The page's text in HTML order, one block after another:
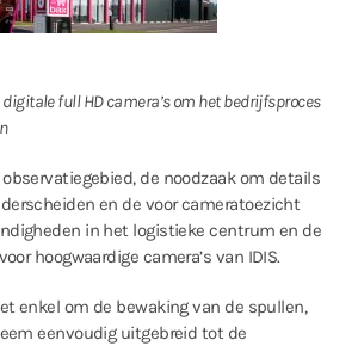
digitale full HD camera’s om het bedrijfsproces
de noodzaak om details
en de voor cameratoezicht
in het logistieke centrum en de
hoogwaardige camera’s van IDIS.
enkel om de bewaking van de spullen,
eenvoudig uitgebreid tot de